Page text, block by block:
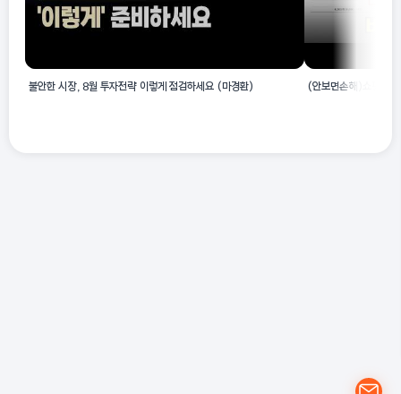
불안한 시장, 8월 투자전략 이렇게 점검하세요 (마경환) (안보면손해)쇼핑몰